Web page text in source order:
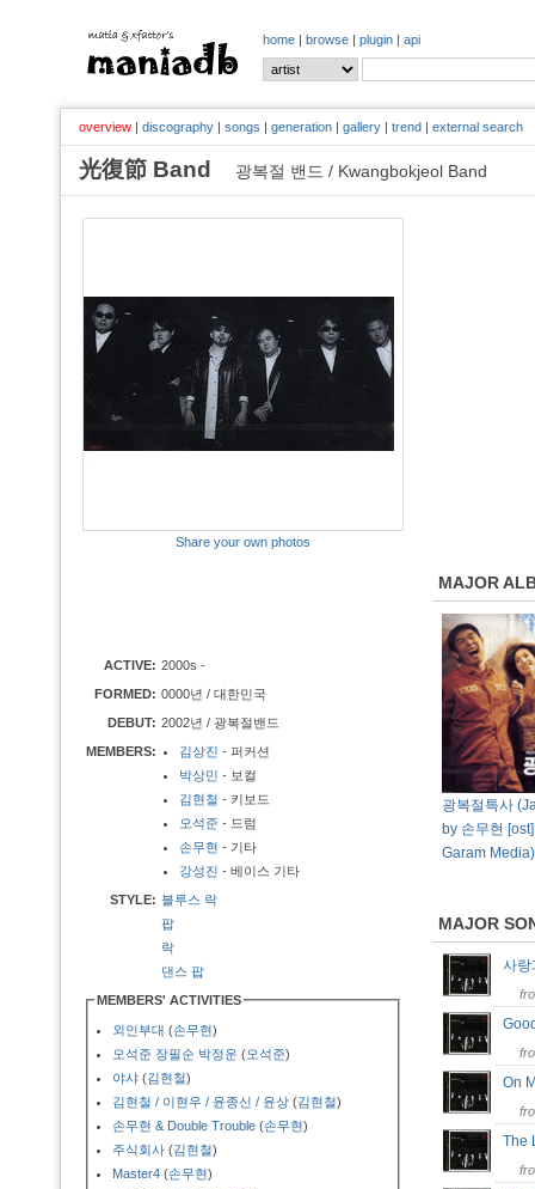
home | browse | plugin | api
overview | discography | songs | generation | gallery | trend | external search
光復節 Band 광복절 밴드 / Kwangbokjeol Band
Share your own photos
ACTIVE: 2000s -
FORMED: 0000년 / 대한민국
DEBUT: 2002년 / 광복절밴드
MEMBERS:
김상진 - 퍼커션
박상민 - 보컬
김현철 - 키보드
오석준 - 드럼
손무현 - 기타
강성진 - 베이스 기타
STYLE: 블루스 락
팝
락
댄스 팝
MEMBERS' ACTIVITIES
외인부대 (손무현)
오석준 장필순 박정운 (오석준)
야샤 (김현철)
김현철 / 이현우 / 윤종신 / 윤상 (김현철)
손무현 & Double Trouble (손무현)
주식회사 (김현철)
Master4 (손무현)
MAJOR
광복절특사
by 손무현
Garam Media)
MAJOR
사
On